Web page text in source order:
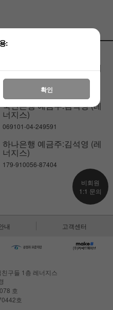
기업은행 예금주:김석영 (레
너지스)
238-037581-02-018
국민은행 예금주:김석영 (레
너지스)
069101-04-249591
하나은행 예금주:김석영 (레
너지스)
179-910056-87404
비회원
1:1 문의
내 고객센터
구들 1층 레너지스
호
호
:
확인